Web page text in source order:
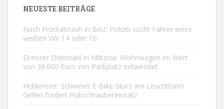
NEUESTE BEITRÄGE
Nach Frontalcrash in Binz: Polizei sucht Fahrer eines
weißen VW T4 oder T6
Dreister Diebstahl in Miltzow: Wohnwagen im Wert
von 30.000 Euro von Parkplatz entwendet
Hiddensee: Schwerer E-Bike-Sturz am Leuchtturm
Gellen fordert Hubschraubereinsatz